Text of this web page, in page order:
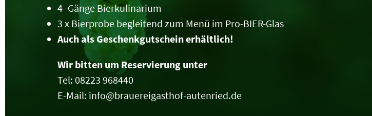
4 -Gänge Bierkulinarium
3 x Bierprobe begleitend zum Menü im Pro-BIER-Glas
Auch als Geschenkgutschein erhältlich!
Wir bitten um Reservierung unter
Tel: 08223 968440
E-Mail: info@brauereigasthof-autenried.de